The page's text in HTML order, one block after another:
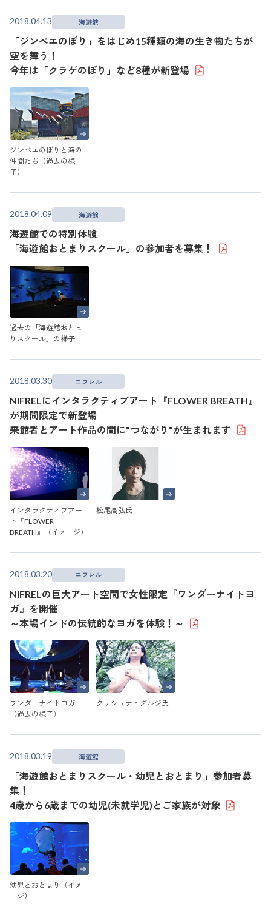
2018.04.13 海遊館
「ジンベエのぼり」をはじめ15種類の海の生き物たちが
空を舞う！
今年は「クラゲのぼり」など8種が新登場
ジンベエのぼりと海の
仲間たち（過去の様
子）
2018.04.09 海遊館
海遊館での特別体験
「海遊館おとまりスクール」の参加者を募集！
過去の「海遊館おとま
りスクール」の様子
2018.03.30 ニフレル
NIFRELにインタラクティブアート『FLOWER BREATH』
が期間限定で新登場
来館者とアート作品の間に"つながり"が生まれます
インタラクティブアー
ト『FLOWER
BREATH』（イメージ）
松尾高弘氏
2018.03.20 ニフレル
NIFRELの巨大アート空間で女性限定『ワンダーナイトヨ
ガ』を開催
～本場インドの伝統的なヨガを体験！～
ワンダーナイトヨガ
（過去の様子）
クリシュナ・グルジ氏
2018.03.19 海遊館
「海遊館おとまりスクール・幼児とおとまり」参加者募
集！
4歳から6歳までの幼児(未就学児)とご家族が対象
幼児とおとまり（イメ
ージ）